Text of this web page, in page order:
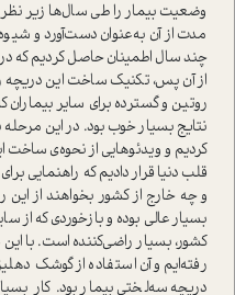
وضعیت بیمار را طی سال‌ها زیر
مدت از آن به‌عنوان دست‌آورد و
چند سال اطمینان حاصل کردیم که
از آن پس، تکنیک ساخت این دریچه
روتین و گسترده برای سایر
نتایج بسیار خوب بود. در این
کردیم و ویدئوهایی از نحوه‌ی ساخت
قلب دنیا قرار دادیم که راهنمایی
و چه خارج از کشور بخواهند از
بسیار عالی بوده و بازخوردی که از
کشور، بسیار راضی‌کننده ا‌ست. با
رفته‌ایم و آن ا‌ستفاده از گوشک
دریچه سه‌لختی بیمار بود. کار